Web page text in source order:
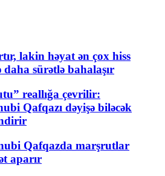
lakin həyat ən çox hiss
daha sürətlə bahalaşır
reallığa çevrilir:
Qafqazı dəyişə biləcək
Qafqazda marşrutlar
aparır